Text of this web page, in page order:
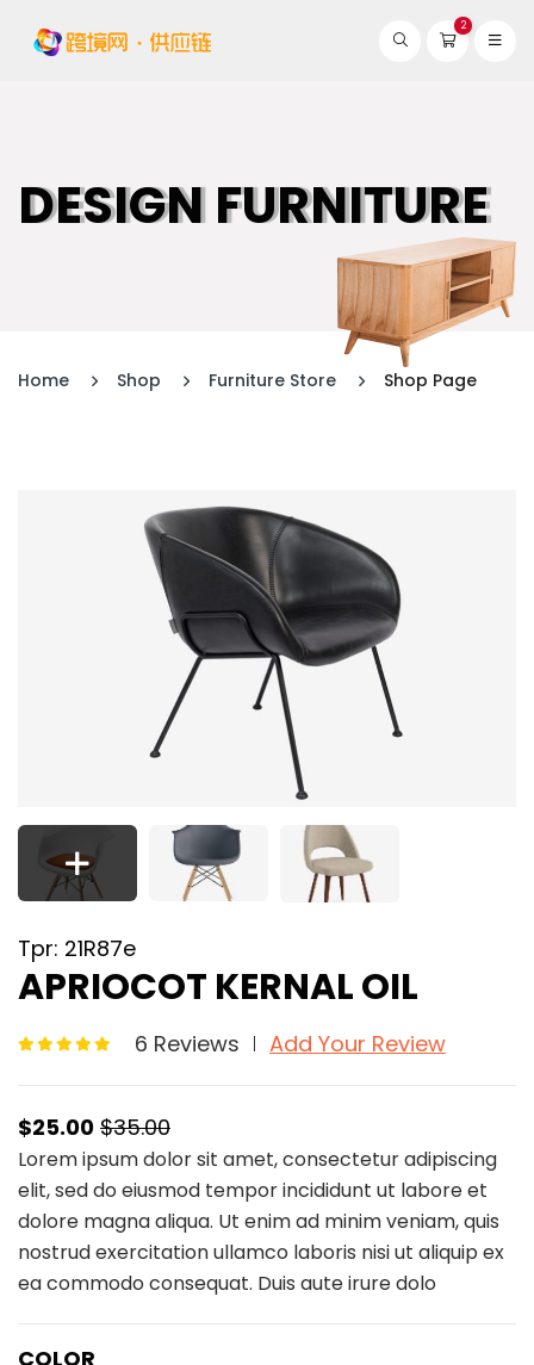
2
DESIGN FURNITURE
Home Shop Furniture Store Shop Page
Tpr: 21R87e
APRIOCOT KERNAL OIL
6 Reviews Add Your Review
$25.00 $35.00
Lorem ipsum dolor sit amet, consectetur adipiscing
elit, sed do eiusmod tempor incididunt ut labore et
dolore magna aliqua. Ut enim ad minim veniam, quis
nostrud exercitation ullamco laboris nisi ut aliquip ex
ea commodo consequat. Duis aute irure dolo
COLOR